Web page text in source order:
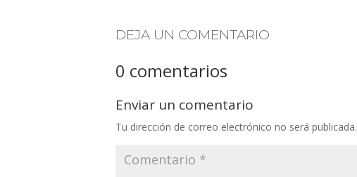
DEJA UN COMENTARIO
0 comentarios
Enviar un comentario
Tu dirección de correo electrónico no será publicada.